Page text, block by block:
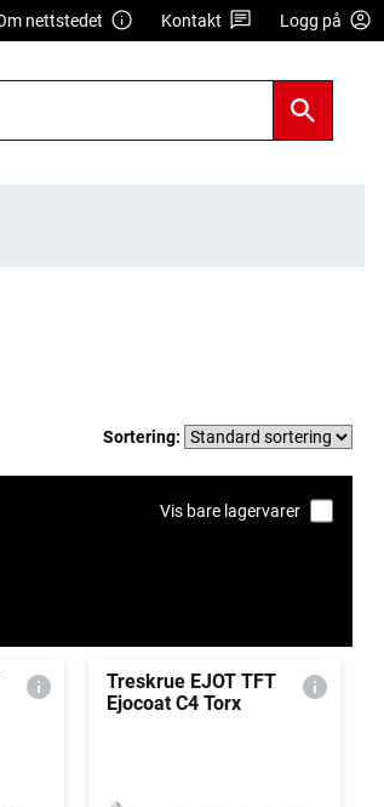
nettstedet Kontakt Logg på
Sortering:
Vis bare lagervarer
Treskrue EJOT TFT
Ejocoat C4 Torx